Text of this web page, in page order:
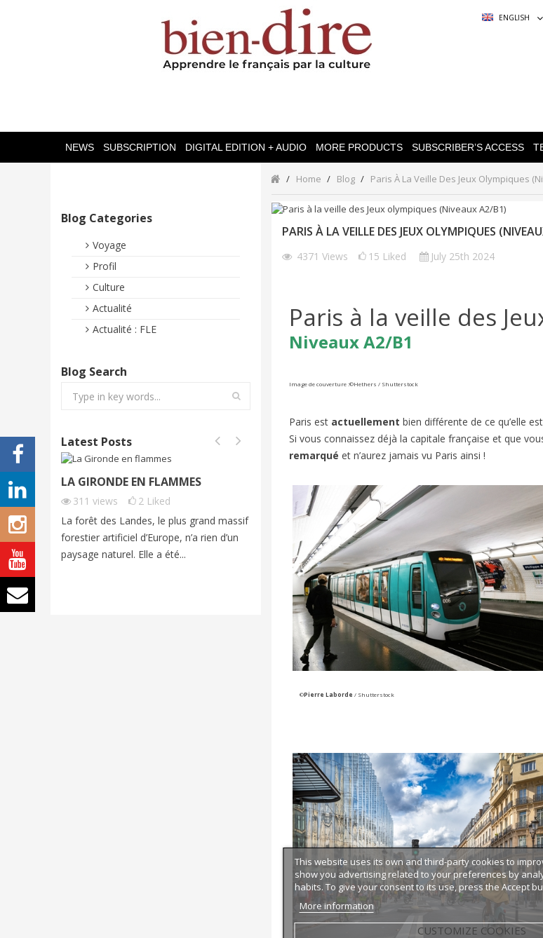
ENGLISH
NEWS SUBSCRIPTION DIGITAL EDITION + AUDIO MORE PRODUCTS SUBSCRIBER’S ACCESS
Blog Categories
Voyage
Profil
Culture
Actualité
Actualité : FLE
Blog Search
Latest Posts
LA GIRONDE EN FLAMMES
311 views 2 Liked
La forêt des Landes, le plus grand massif
forestier artificiel d’Europe, n’a rien d’un
paysage naturel. Elle a été...
FONTAINEBLEAU FOREST FIRES |
FRENCH B2/C1
250views 1 Liked
Cet été, la France subit des incendies
exceptionnels. Quand on pense aux
grands feux de forêt en France, on
imagine...
BORMES-
293views
Connaissez-
‘Le Village
animée par
Home Blog Paris À La Veille Des Jeux Olympiques
PARIS À LA VEILLE DES JEUX OLYMPIQUES
4371 Views 15 Liked July 25th 2024
Paris à la veille des
Niveaux A2/B1
Image de couverture :©Hethers / Shutterstock
Paris est actuellement bien différente de ce qu’elle est
Si vous connaissez déjà la capitale française et que
remarqué et n’aurez jamais vu Paris ainsi !
©Pierre Laborde / Shutterstock
This website uses its own and third-party cookies to
show you advertising related to your preferences by
habits. To give your consent to its use, press the Accept
More information
CUSTOMIZE COOKIES